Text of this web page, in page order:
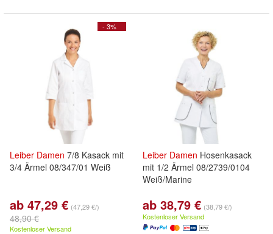
- 3%
Leiber Damen 7/8 Kasack mit
3/4 Ärmel 08/347/01 Weiß
ab 47,29 € (47,29 €/)
48,90 €
Kostenloser Versand
Leiber Damen Hosenkasack
mit 1/2 Ärmel 08/2739/0104
Weiß/Marine
ab 38,79 € (38,79 €/)
Kostenloser Versand